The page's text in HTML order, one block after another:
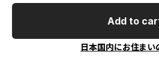
Add to
日本国内にお住まい